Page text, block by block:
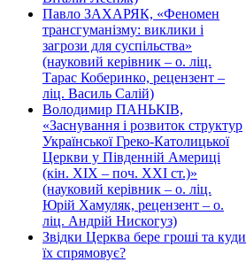
Павло ЗАХАРЯК, «Феномен
трансгуманізму: виклики і
загрози для суспільства»
(науковий керівник – о. ліц.
Тарас Коберинко, рецензент –
ліц. Василь Салій)
Володимир ПАНЬКІВ,
«Заснування і розвиток структур
Української Греко-Католицької
Церкви у Південній Америці
(кін. ХІХ – поч. ХХІ ст.)»
(науковий керівник – о. ліц.
Юрій Хамуляк, рецензент – о.
ліц. Андрій Нискогуз)
Звідки Церква бере гроші та куди
їх спрямовує?